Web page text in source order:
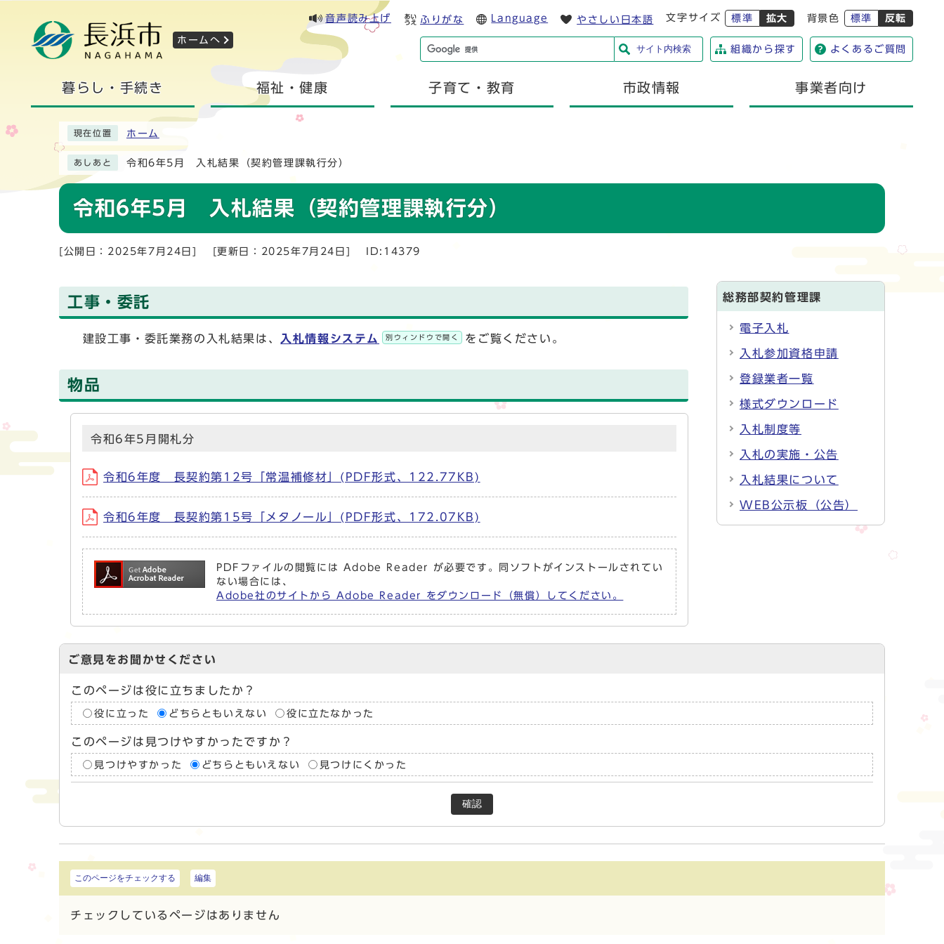
ホームへ
音声読み上げ ふりがな Language やさしい日本語 文字サイズ 標準 拡大 背景色 標準 反転
サイト内検索 組織から探す よくあるご質問
暮らし・手続き 福祉・健康 子育て・教育 市政情報 事業者向け
現在位置 ホーム
あしあと 令和6年5月 入札結果（契約管理課執行分）
令和6年5月 入札結果（契約管理課執行分）
[公開日：2025年7月24日] [更新日：2025年7月24日] ID:14379
工事・委託
建設工事・委託業務の入札結果は、 入札情報システム 別ウィンドウで開く をご覧ください。
物品
令和6年5月開札分
令和6年度 長契約第12号「常温補修材」(PDF形式、122.77KB)
令和6年度 長契約第15号「メタノール」(PDF形式、172.07KB)
PDFファイルの閲覧には Adobe Reader が必要です。同ソフトがインストールされてい
ない場合には、
Adobe社のサイトから Adobe Reader をダウンロード（無償）してください。
総務部契約管理課
電子入札
入札参加資格申請
登録業者一覧
様式ダウンロード
入札制度等
入札の実施・公告
入札結果について
WEB公示板（公告）
ご意見をお聞かせください
このページは役に立ちましたか？
役に立った どちらともいえない 役に立たなかった
このページは見つけやすかったですか？
見つけやすかった どちらともいえない 見つけにくかった
確認
このページをチェックする 編集
チェックしているページはありません